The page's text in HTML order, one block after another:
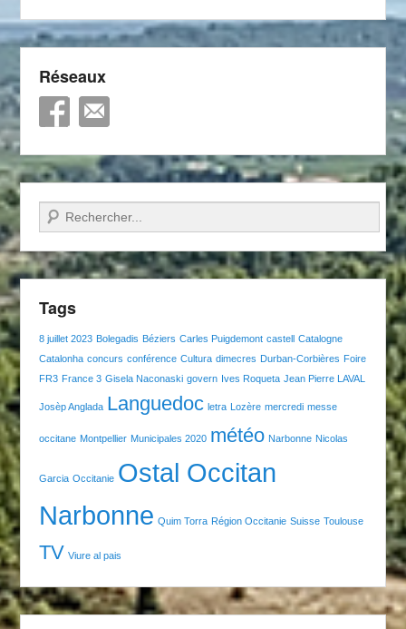
Réseaux
Recherche
Tags
8 juillet 2023 Bolegadis Béziers Carles Puigdemont castell Catalogne
Catalonha concurs conférence Cultura dimecres Durban-Corbières Foire
FR3 France 3 Gisela Naconaski govern Ives Roqueta Jean Pierre LAVAL
Josèp Anglada Languedoc letra Lozère mercredi messe
occitane Montpellier Municipales 2020 météo Narbonne Nicolas
Garcia Occitanie Ostal Occitan
Narbonne Quim Torra Région Occitanie Suisse Toulouse
TV Viure al pais